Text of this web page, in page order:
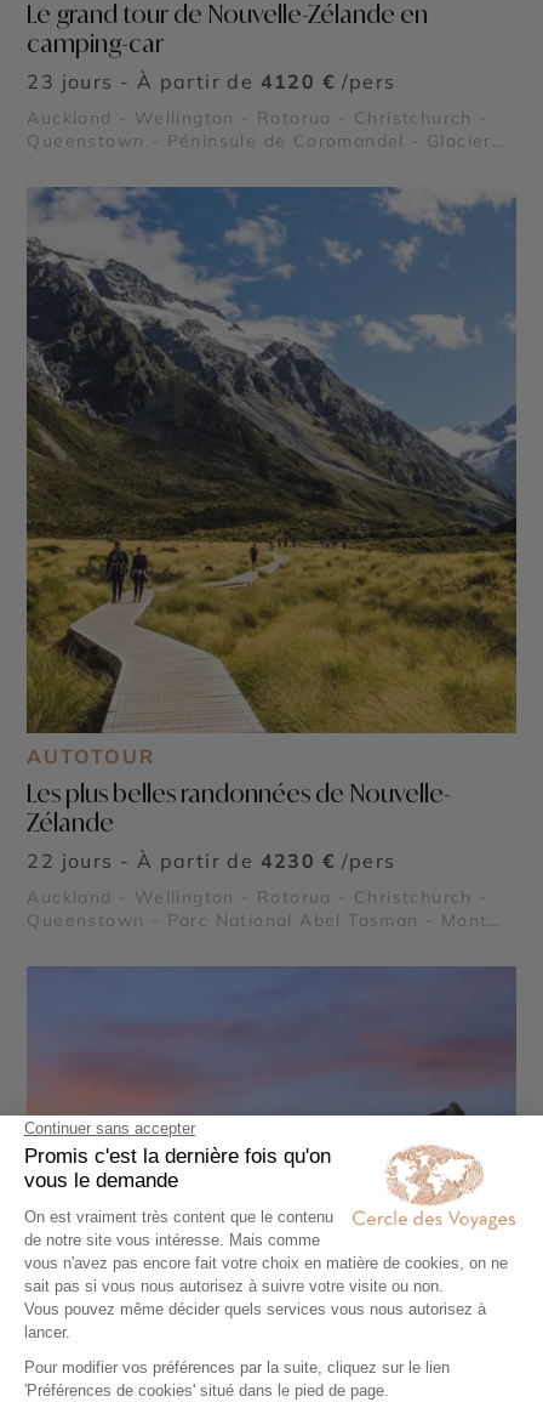
Le grand tour de Nouvelle-Zélande en
camping-car
23 jours - À partir de 4120 € /pers
Auckland - Wellington - Rotorua - Christchurch -
Queenstown - Péninsule de Coromandel - Glacier
AUTOTOUR
Les plus belles randonnées de Nouvelle-
Zélande
22 jours - À partir de 4230 € /pers
Auckland - Wellington - Rotorua - Christchurch -
Queenstown - Parc National Abel Tasman - Mont